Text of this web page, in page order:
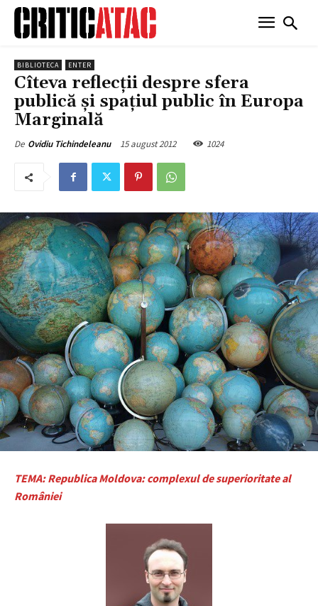
BIBLIOTECA ENTER
Cîteva reflecţii despre sfera
publică şi spaţiul public în Europa
Marginală
De Ovidiu Tichindeleanu 15 august 2012 1024
TEMA: Republica Moldova: complexul de superioritate al
României